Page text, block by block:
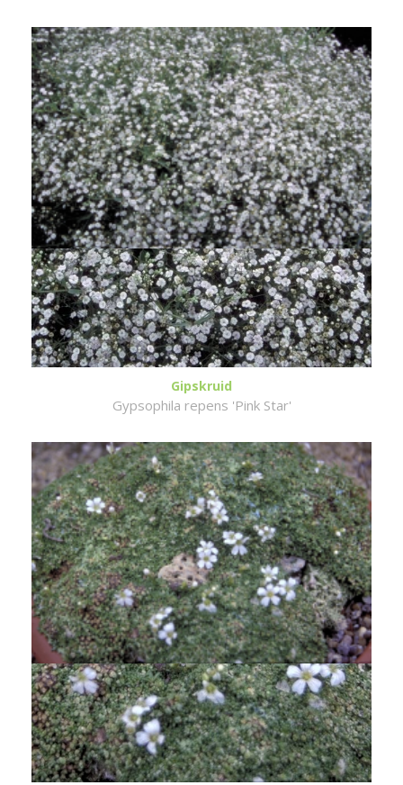
Gipskruid
Gypsophila repens 'Pink Star'